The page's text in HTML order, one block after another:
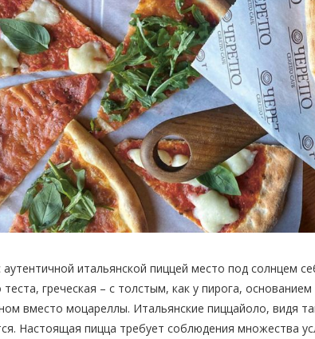
аутентичной итальянской пиццей место под солнцем
греческая – с толстым, как у пирога,
вместо моцареллы. Итальянские пиццайоло, видя
Настоящая пицца требует соблюдения множества